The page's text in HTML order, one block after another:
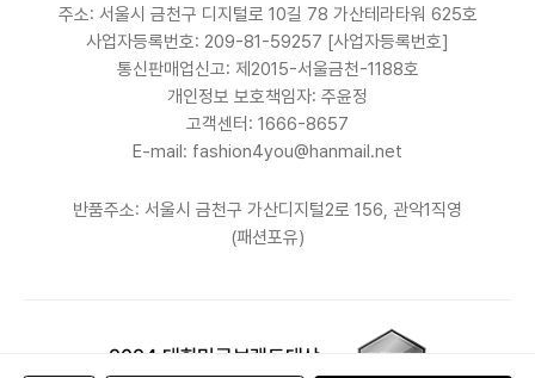
주소: 서울시 금천구 디지털로 10길 78 가산테라타워 625호
사업자등록번호: 209-81-59257 [사업자등록번호]
통신판매업신고: 제2015-서울금천-1188호
개인정보 보호책임자: 주윤정
고객센터: 1666-8657
E-mail: fashion4you@hanmail.net
반품주소: 서울시 금천구 가산디지털2로 156, 관악1직영
(패션포유)